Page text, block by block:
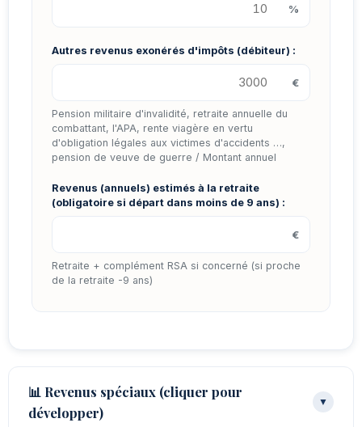
%
Autres revenus exonérés d'impôts (débiteur) :
€
Pension militaire d'invalidité, retraite annuelle du
combattant, l'APA, rente viagère en vertu
d'obligation légales aux victimes d'accidents …,
pension de veuve de guerre / Montant annuel
Revenus (annuels) estimés à la retraite
(obligatoire si départ dans moins de 9 ans) :
€
Retraite + complément RSA si concerné (si proche
de la retraite -9 ans)
📊 Revenus spéciaux (cliquer pour
développer)
▼